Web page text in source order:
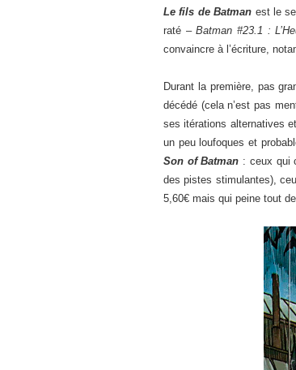
Le fils de Batman est le
raté –Batman #23.1 :
convaincre à l’écriture,
Durant la première, pas
décédé (cela n’est pas
ses itérations alternatives
un peu loufoques et
Son of Batman : ceux qui
des pistes stimulantes),
5,60€ mais qui peine tout